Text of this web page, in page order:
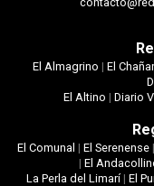
El Almagrino | El
El Altino | Diario
El Comunal | El Serenense|
| El
La Perla del Limarí|El